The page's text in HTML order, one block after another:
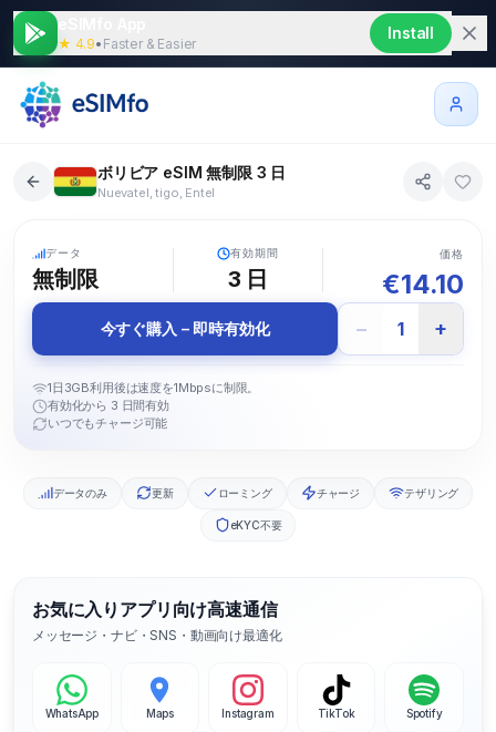
★ 4.9• Faster & Easier
Install
ボリビア eSIM 無制限 3 日
Nuevatel, tigo, Entel
データ
無制限
有効期間
3 日
価格
€14.10
今すぐ購入 – 即時有効化 − 1 +
1日3GB利用後は速度を1Mbpsに制限。
有効化から 3 日間有効
いつでもチャージ可能
データのみ 更新 ローミング チャージ テザリング
eKYC不要
お気に入りアプリ向け高速通信
メッセージ・ナビ・SNS・動画向け最適化
WhatsApp Maps Instagram TikTok Spotify